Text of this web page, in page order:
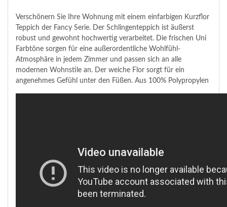
Verschönern Sie Ihre Wohnung mit einem einfarbigen Kurzflor
Teppich der Fancy Serie. Der Schlingenteppich ist äußerst
robust und gewohnt hochwertig verarbeitet. Die frischen Uni
Farbtöne sorgen für eine außerordentliche Wohlfühl-
Atmosphäre in jedem Zimmer und passen sich an alle
modernen Wohnstile an. Der weiche Flor sorgt für ein
angenehmes Gefühl unter den Füßen. Aus 100% Polypropylen